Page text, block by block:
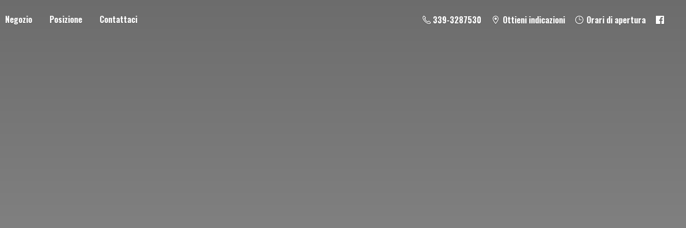
Negozio Posizione Contattaci 339-3287530 Ottieni indicazioni Orari di apertura